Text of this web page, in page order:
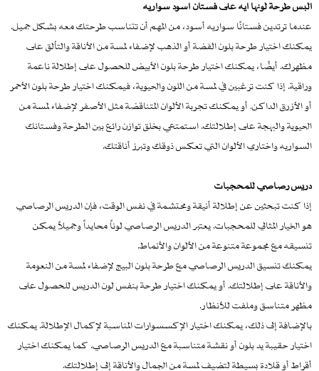
البس طرحة لونها ايه على فستان أسود سواريه
عندما ترتدين فستانًا سواريه أسود، من المهم أن تتناسب طرحتك معه بشكل جميل.
يمكنك اختيار طرحة بلون الفضة أو الذهب لإضفاء لمسة من الأناقة والتألق على
مظهرك. أيضًا، يمكنك اختيار طرحة بلون الأبيض للحصول على إطلالة ناعمة
وراقية. إذا كنت ترغبين في لمسة من اللون والحيوية، فيمكنك اختيار طرحة بلون الأحمر
أو الأزرق الداكن. أو يمكنك تجربة الألوان المتناقضة مثل الأصفر لإضفاء لمسة من
الحيوية والبهجة على إطلالتك. استمتعي بخلق توازن رائع بين الطرحة وفستانك
السواريه واختاري الألوان التي تعكس ذوقك وتبرز أناقتك.
دريس رصاصي للمحجبات
إذا كنت تبحثين عن إطلالة أنيقة ومحتشمة في نفس الوقت، فإن الدريس الرصاصي
هو الخيار المثالي للمحجبات. يعتبر الدريس الرصاصي لوناً محايداً وجميلاً يمكن
تنسيقه مع مجموعة متنوعة من الألوان والأنماط.
يمكنك تنسيق الدريس الرصاصي مع طرحة بلون البيج لإضفاء لمسة من النعومة
والأناقة على إطلالتك. أو يمكنك اختيار طرحة بنفس لون الدريس للحصول على
مظهر متناسق وملفت للأنظار.
بالإضافة إلى ذلك، يمكنك اختيار الإكسسوارات المناسبة لإكمال الإطلالة. يمكنك
اختيار حقيبة يد بلون أو نقشة متناسبة مع الدريس الرصاصي. كما يمكنك اختيار
أقراط أو قلادة بسيطة لتضيف لمسة من الجمال والأناقة إلى إطلالتك.